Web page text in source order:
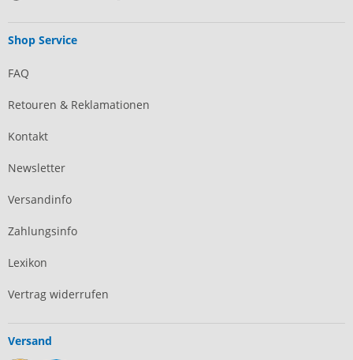
Shop Service
FAQ
Retouren & Reklamationen
Kontakt
Newsletter
Versandinfo
Zahlungsinfo
Lexikon
Vertrag widerrufen
Versand